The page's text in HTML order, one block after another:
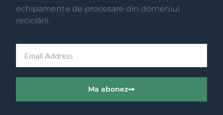
echipamente de procesare din domeniul
reciclării.
Ma abonez